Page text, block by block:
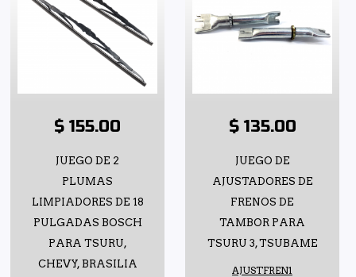
$ 155.00
JUEGO DE 2
PLUMAS
LIMPIADORES DE 18
PULGADAS BOSCH
PARA TSURU,
CHEVY, BRASILIA
$ 135.00
JUEGO DE
AJUSTADORES DE
FRENOS DE
TAMBOR PARA
TSURU 3, TSUBAME
AJUSTFREN1